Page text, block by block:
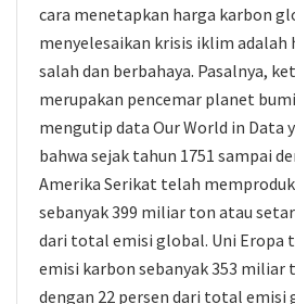
cara menetapkan harga karbon
menyelesaikan krisis iklim adalah
salah dan berbahaya. Pasalnya,
merupakan pencemar planet
mengutip data Our World in Data
bahwa sejak tahun 1751 sampai
Amerika Serikat telah
sebanyak 399 miliar ton atau
dari total emisi global. Uni Eropa
emisi karbon sebanyak 353 miliar
dengan 22 persen dari total emisi